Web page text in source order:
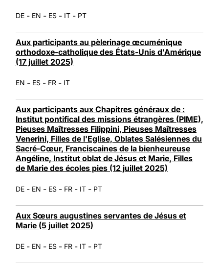
DE - EN - ES - IT - PT
Aux participants au pèlerinage œcuménique
orthodoxe-catholique des États-Unis d'Amérique
(17 juillet 2025)
EN - ES - FR - IT
Aux participants aux Chapitres généraux de :
Institut pontifical des missions étrangères (PIME),
Pieuses Maîtresses Filippini, Pieuses Maîtresses
Venerini, Filles de l'Eglise, Oblates Salésiennes du
Sacré-Cœur, Franciscaines de la bienheureuse
Angéline, Institut oblat de Jésus et Marie, Filles
de Marie des écoles pies (12 juillet 2025)
DE - EN - ES - FR - IT - PT
Aux Sœurs augustines servantes de Jésus et
Marie (5 juillet 2025)
DE - EN - ES - FR - IT - PT